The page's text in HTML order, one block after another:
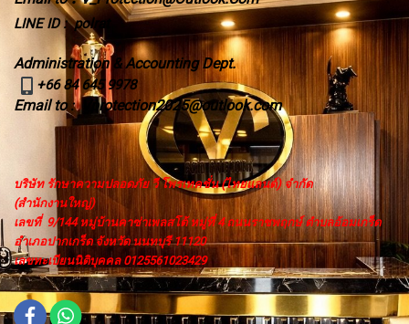
LINE ID : polrat
Administration & Accounting Dept.
+66 84 645 9978
Email to: Vprotection2025@outlook.com
บริษัท รักษาความปลอดภัย วี โพรเทคชั่น (ไทยแลนด์) จำกัด
(สำนักงานใหญ่)
เลขที่ 9/144 หมู่บ้านคาซ่าเพลสโต้ หมู่ที่ 4 ถนนราชพฤกษ์ ตำบลอ้อมเกร็ด
อำเภอปากเกร็ด จังหวัด นนทบุรี 11120
เลขทะเบียนนิติบุคคล 0125561023429